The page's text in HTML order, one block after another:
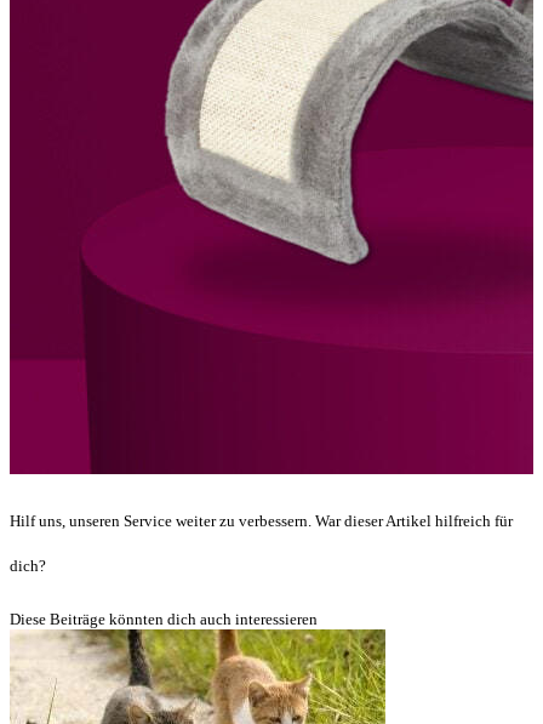
Hilf uns, unseren Service weiter zu verbessern. War dieser Artikel hilfreich für
dich?
Diese Beiträge könnten dich auch interessieren